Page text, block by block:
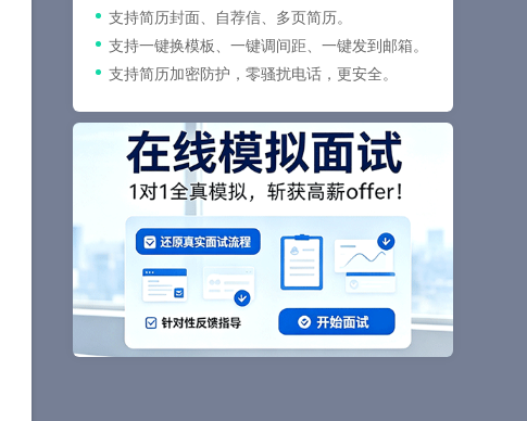
支持简历封面、自荐信、多页简历。
支持一键换模板、一键调间距、一键发到邮箱。
支持简历加密防护，零骚扰电话，更安全。